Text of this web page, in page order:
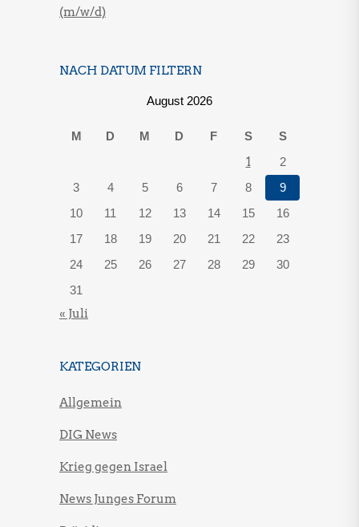
(m/w/d)
NACH DATUM FILTERN
August 2026
M D M D F S S
1
2
3
4 5 6 7 8
9
10
11 12 13 14 15
16
17
18 19 20 21 22
23
24
25 26 27 28 29
30
31
« Juli
KATEGORIEN
Allgemein
DIG News
Krieg gegen Israel
News Junges Forum